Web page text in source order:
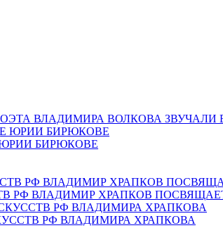
ВЛАДИМИРА ВОЛКОВА
БИРЮКОВЕ
РФ ВЛАДИМИР ХРАПКОВ
РФ ВЛАДИМИРА ХРАПКОВА